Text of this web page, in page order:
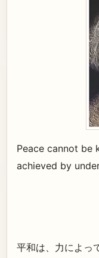
Peace cannot be
achieved by
平和は、力によっ